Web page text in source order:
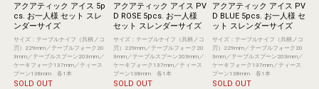
アクアティック アイス 5p
cs. お一人様 セット スレ
ンダーサイズ
サイズ：テーブルナイフ（共柄ノコ
刃）229mm／テーブルフォーク20
3mm／テーブルスプーン203mm／
ケーキフォーク137mm／ティース
プーン138mm 各1本
SOLD OUT
アクアティック アイス PV
D ROSE 5pcs. お一人様
セット スレンダーサイズ
サイズ：テーブルナイフ（共柄ノコ
刃）229mm／テーブルフォーク20
3mm／テーブルスプーン203mm／
ケーキフォーク137mm／ティース
プーン138mm 各1本
SOLD OUT
アクアティック アイス PV
D BLUE 5pcs. お一人様 セ
ット スレンダーサイズ
サイズ：テーブルナイフ（共柄ノコ
刃）229mm／テーブルフォーク20
3mm／テーブルスプーン203mm／
ケーキフォーク137mm／ティース
プーン138mm 各1本
SOLD OUT